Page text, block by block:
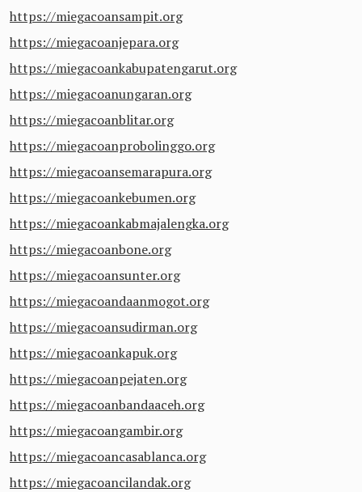
https://miegacoansampit.org
https://miegacoanjepara.org
https://miegacoankabupatengarut.org
https://miegacoanungaran.org
https://miegacoanblitar.org
https://miegacoanprobolinggo.org
https://miegacoansemarapura.org
https://miegacoankebumen.org
https://miegacoankabmajalengka.org
https://miegacoanbone.org
https://miegacoansunter.org
https://miegacoandaanmogot.org
https://miegacoansudirman.org
https://miegacoankapuk.org
https://miegacoanpejaten.org
https://miegacoanbandaaceh.org
https://miegacoangambir.org
https://miegacoancasablanca.org
https://miegacoancilandak.org